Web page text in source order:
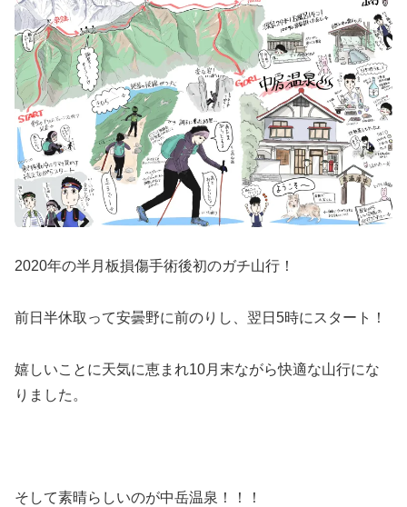
2020年の半月板損傷手術後初のガチ山行！
前日半休取って安曇野に前のりし、翌日5時にスタート！
嬉しいことに天気に恵まれ10月末ながら快適な山行にな
りました。
そして素晴らしいのが中岳温泉！！！